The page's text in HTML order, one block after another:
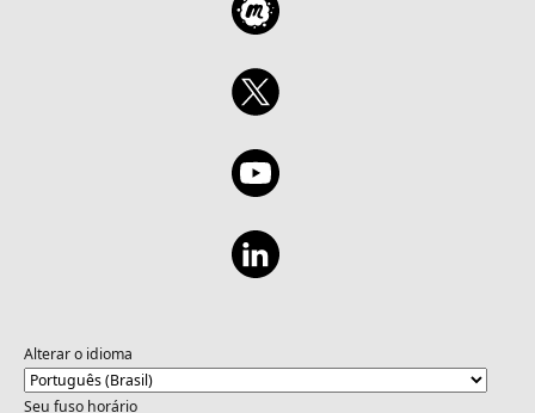
Alterar o idioma
Seu fuso horário